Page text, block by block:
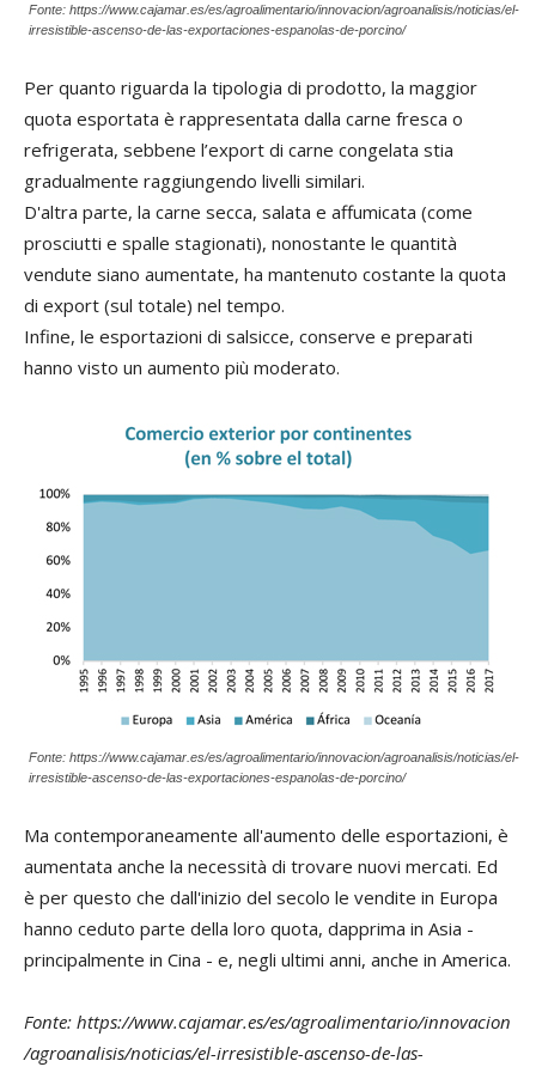
Fonte: https://www.cajamar.es/es/agroalimentario/innovacion/agroanalisis/noticias/el-
irresistible-ascenso-de-las-exportaciones-espanolas-de-porcino/
Per quanto riguarda la tipologia di prodotto, la maggior
quota esportata è rappresentata dalla carne fresca o
refrigerata, sebbene l’export di carne congelata stia
gradualmente raggiungendo livelli similari.
D'altra parte, la carne secca, salata e affumicata (come
prosciutti e spalle stagionati), nonostante le quantità
vendute siano aumentate, ha mantenuto costante la quota
di export (sul totale) nel tempo.
Infine, le esportazioni di salsicce, conserve e preparati
hanno visto un aumento più moderato.
Fonte: https://www.cajamar.es/es/agroalimentario/innovacion/agroanalisis/noticias/el-
irresistible-ascenso-de-las-exportaciones-espanolas-de-porcino/
Ma contemporaneamente all'aumento delle esportazioni, è
aumentata anche la necessità di trovare nuovi mercati. Ed
è per questo che dall'inizio del secolo le vendite in Europa
hanno ceduto parte della loro quota, dapprima in Asia -
principalmente in Cina - e, negli ultimi anni, anche in America.
Fonte: https://www.cajamar.es/es/agroalimentario/innovacion
/agroanalisis/noticias/el-irresistible-ascenso-de-las-